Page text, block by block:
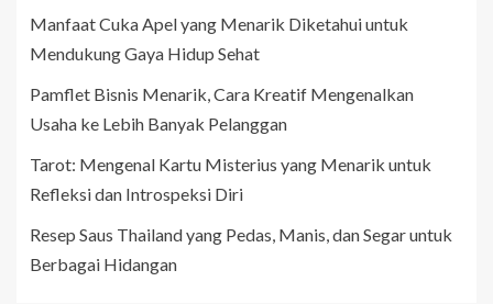
Manfaat Cuka Apel yang Menarik Diketahui untuk
Mendukung Gaya Hidup Sehat
Pamflet Bisnis Menarik, Cara Kreatif Mengenalkan
Usaha ke Lebih Banyak Pelanggan
Tarot: Mengenal Kartu Misterius yang Menarik untuk
Refleksi dan Introspeksi Diri
Resep Saus Thailand yang Pedas, Manis, dan Segar untuk
Berbagai Hidangan